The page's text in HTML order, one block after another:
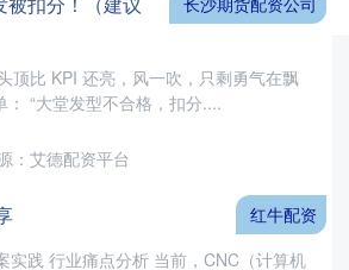
顶比 KPI 还亮，风一吹，只剩勇气在飘
“大堂发型不合格，扣分....
：艾德配资平台
践 行业痛点分析 当前，CNC（计算机
红牛配资